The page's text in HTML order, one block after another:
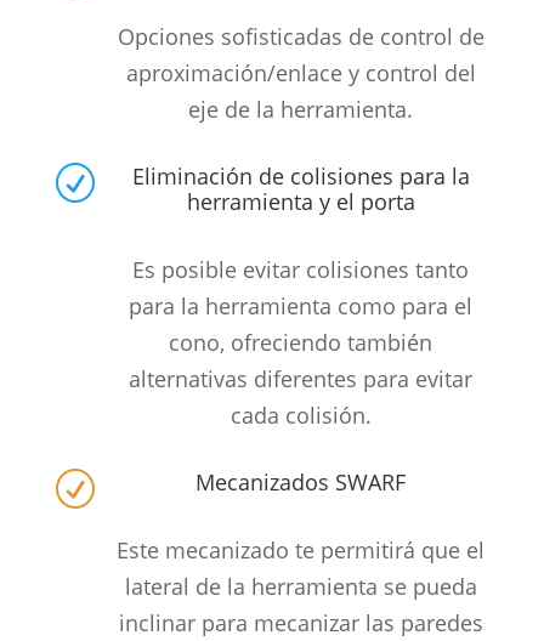
Opciones sofisticadas de control de
aproximación/enlace y control del
eje de la herramienta.
R
Eliminación de colisiones para la
herramienta y el porta
Es posible evitar colisiones tanto
para la herramienta como para el
cono, ofreciendo también
alternativas diferentes para evitar
cada colisión.
R Mecanizados SWARF
Este mecanizado te permitirá que el
lateral de la herramienta se pueda
inclinar para mecanizar las paredes